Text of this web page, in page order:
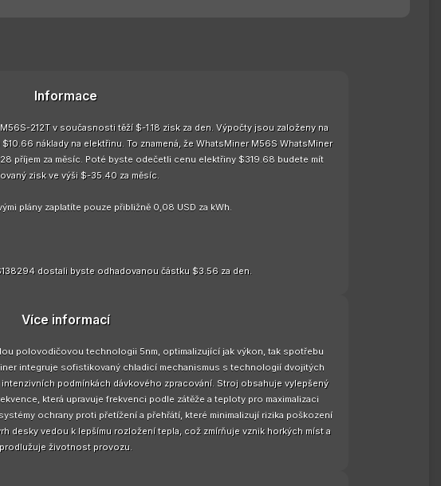
Informace
212T v současnosti těží $-1.18 zisk za den. Výpočty jsou založeny na
náklady na elektřinu. To znamená, že WhatsMiner M56S WhatsMiner
příjem za měsíc. Poté byste odečetli cenu elektřiny $319.68 budete mít
zisk ve výši $-35.40 za měsíc.
plány zaplatíte pouze přibližně 0,08 USD za kWh.
dostali byste odhadovanou částku $3.56 za den.
Více informací
polovodičovou technologii 5nm, optimalizující jak výkon, tak spotřebu
integruje sofistikovaný chladicí mechanismus s technologií dvojitých
podmínkách dávkového zpracování. Stroj obsahuje vylepšený
která upravuje frekvenci podle zátěže a teploty pro maximalizaci
ochrany proti přetížení a přehřátí, které minimalizují rizika poškození
desky vedou k lepšímu rozložení tepla, což zmírňuje vznik horkých míst a
prodlužuje životnost provozu.